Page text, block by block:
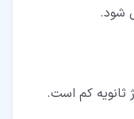
شود.
ثانویه کم است.